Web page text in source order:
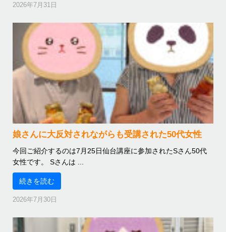
2026年7月31日
娘さんに大反対されながらも受講された50代女性
今回ご紹介するのは7月25日仙台講座に参加されたSさん50代
女性です。 Sさんは ...
続きを読む
2026年7月30日